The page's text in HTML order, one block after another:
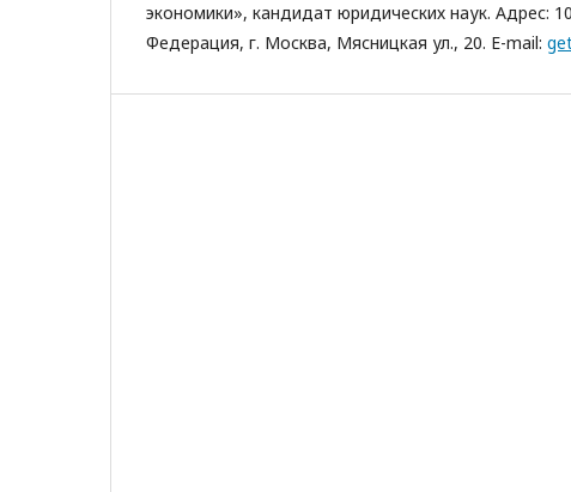
экономики», кандидат юридических наук. Адрес:
Федерация, г. Москва, Мясницкая ул., 20. E-mail: